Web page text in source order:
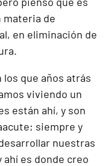
materia de
en eliminación de
los que años atrás
viviendo un
están ahí, y son
siempre y
nuestras
es donde creo